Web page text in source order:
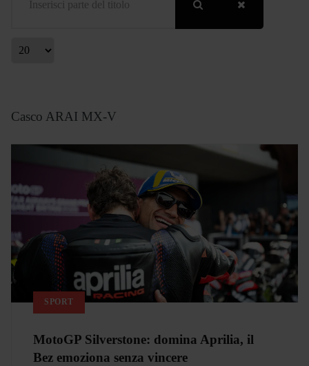
Visualizza #
Casco ARAI MX-V
SPORT
MotoGP Silverstone: domina Aprilia, il
Bez emoziona senza vincere